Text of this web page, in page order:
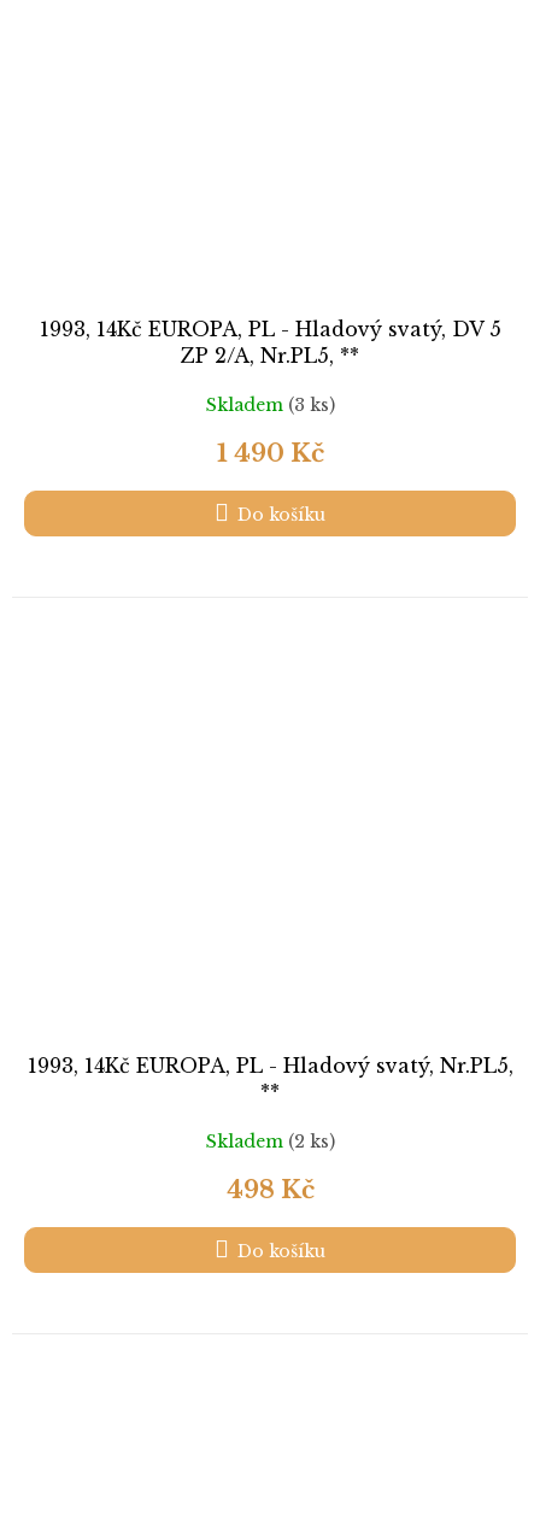
1993, 14Kč EUROPA, PL - Hladový svatý, DV 5
ZP 2/A, Nr.PL5, **
Skladem (3 ks)
1 490 Kč
Do košíku
1993, 14Kč EUROPA, PL - Hladový svatý, Nr.PL5,
**
Skladem (2 ks)
498 Kč
Do košíku